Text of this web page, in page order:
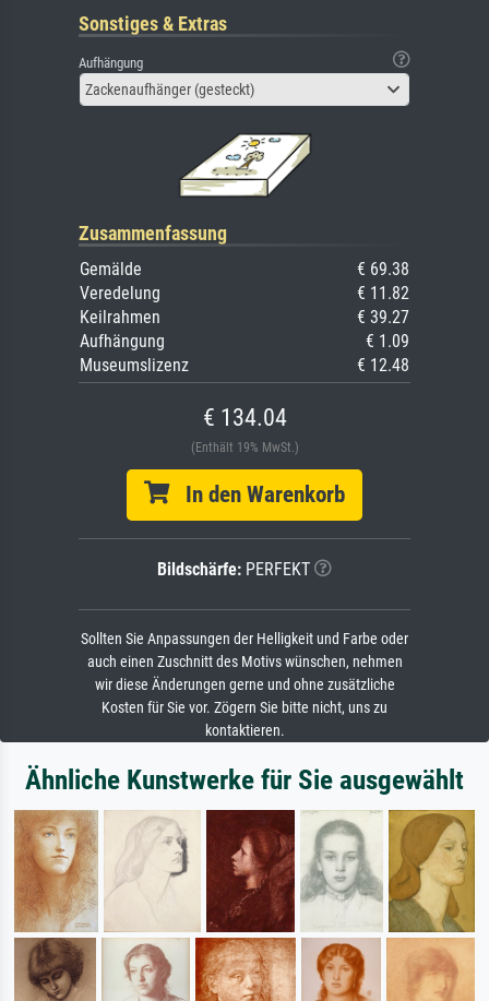
Sonstiges & Extras
Aufhängung
Zackenaufhänger (gesteckt)
Zusammenfassung
Gemälde
€ 69.38
Veredelung
€ 11.82
Keilrahmen
€ 39.27
Aufhängung
€ 1.09
Museumslizenz
€ 12.48
€ 134.04
(Enthält 19% MwSt.)
In den Warenkorb
Bildschärfe: PERFEKT
Sollten Sie Anpassungen der Helligkeit und Farbe oder
auch einen Zuschnitt des Motivs wünschen, nehmen
wir diese Änderungen gerne und ohne zusätzliche
Kosten für Sie vor. Zögern Sie bitte nicht, uns zu
kontaktieren.
Ähnliche Kunstwerke für Sie ausgewählt